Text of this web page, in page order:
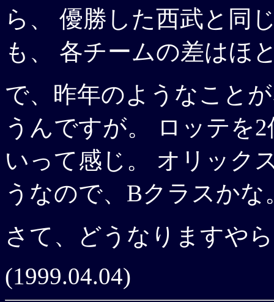
ら、 優勝した西武と同
も、 各チームの差はほ
で、昨年のようなこと
うんですが。 ロッテを
いって感じ。 オリック
うなので、Bクラスかな
さて、どうなりますや
(1999.04.04)